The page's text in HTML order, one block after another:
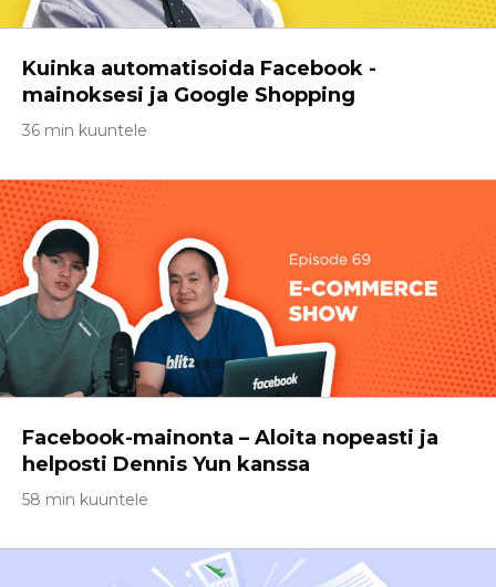
Kuinka automatisoida Facebook -
mainoksesi ja Google Shopping
36 min kuuntele
Facebook-mainonta – Aloita nopeasti ja
helposti Dennis Yun kanssa
58 min kuuntele